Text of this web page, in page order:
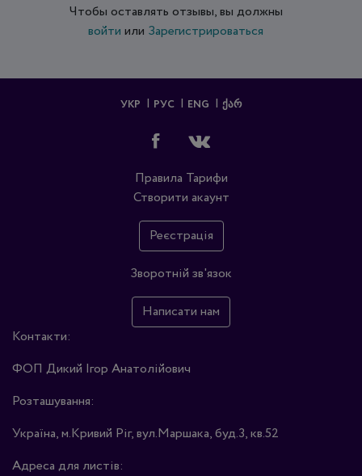
Чтобы оставлять отзывы, вы должны
войти или Зарегистрироваться
УКР РУС ENG ᲥᲐᲠ
Правила Тарифи
Створити акаунт
Реєстрація
Зворотній зв'язок
Написати нам
Контакти:
ФОП Дикий Ігор Анатолійович
Розташування:
Україна, м.Кривий Ріг, вул.Маршака, буд.3, кв.52
Адреса для листів: